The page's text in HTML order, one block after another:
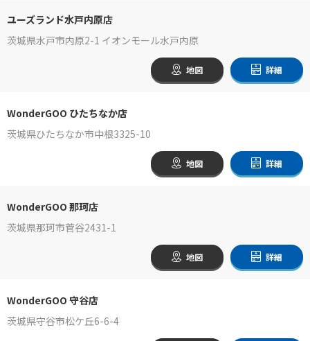
ユーズランド水戸内原店
茨城県水戸市内原2-1 イオンモール水戸内原
地図 詳細
WonderGOO ひたちなか店
茨城県ひたちなか市中根3325-10
地図 詳細
WonderGOO 那珂店
茨城県那珂市菅谷2431-1
地図 詳細
WonderGOO 守谷店
茨城県守谷市松ケ丘6-6-4